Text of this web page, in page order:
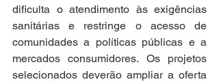
dificulta o atendimento às exigências
sanitárias e restringe o acesso de
comunidades a políticas públicas e a
mercados consumidores. Os projetos
selecionados deverão ampliar a oferta